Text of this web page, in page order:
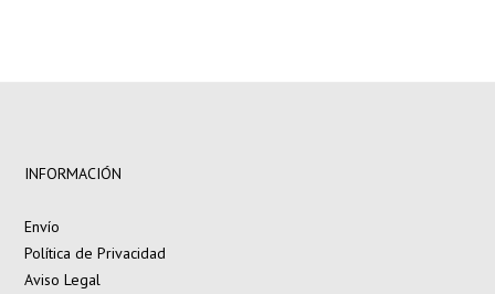
INFORMACIÓN
Envío
Política de Privacidad
Aviso Legal